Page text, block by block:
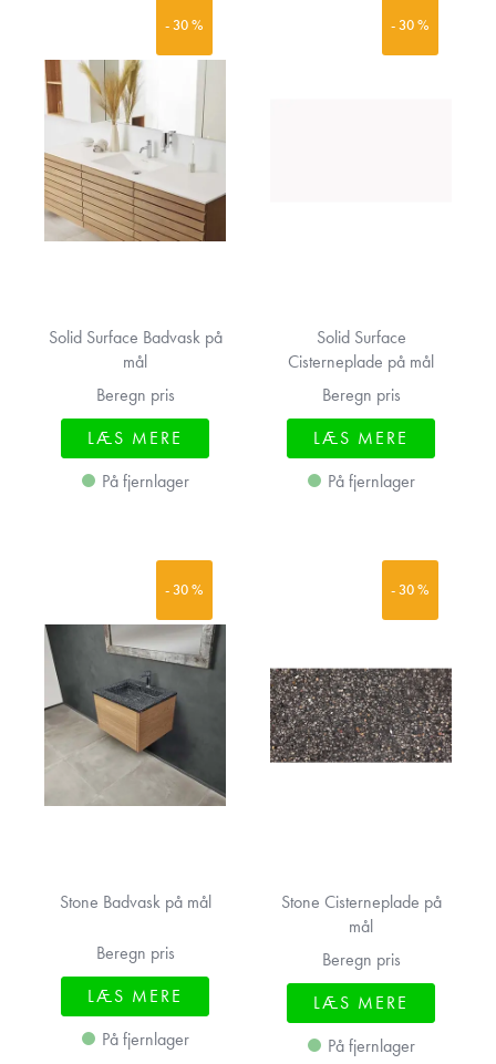
- 30 %
Solid Surface Badvask på
mål
Beregn pris
LÆS MERE
På fjernlager
- 30 %
Solid Surface
Cisterneplade på mål
Beregn pris
LÆS MERE
På fjernlager
- 30 %
Stone Badvask på mål
Beregn pris
LÆS MERE
På fjernlager
- 30 %
Stone Cisterneplade på
mål
Beregn pris
LÆS MERE
På fjernlager